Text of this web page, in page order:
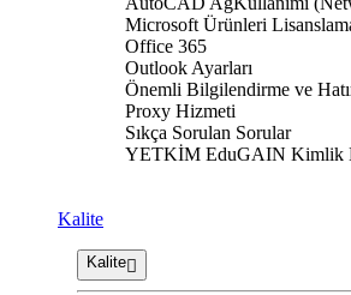
Microsoft Ürünleri
Office 365
Outlook Ayarları
Önemli Bilgilendirme ve
Proxy Hizmeti
Sıkça Sorulan Sorular
YETKİM EduGAIN Kimlik
Kalite
Kalite